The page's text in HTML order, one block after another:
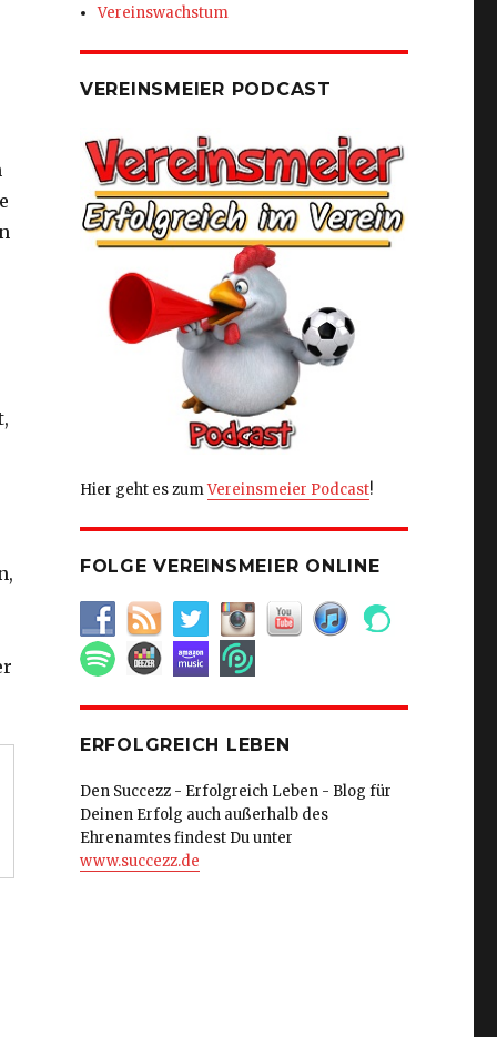
Vereinswachstum
VEREINSMEIER PODCAST
Hier geht es zumVereinsmeier Podcast!
FOLGE VEREINSMEIER ONLINE
ERFOLGREICH LEBEN
Den Succezz - Erfolgreich Leben - Blog für
Deinen Erfolg auch außerhalb des
Ehrenamtes findest Du unter
www.succezz.de